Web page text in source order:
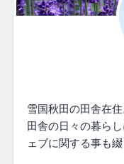
雪国秋田の田舎在住
田舎の日々の暮ら
ェブに関する事も綴